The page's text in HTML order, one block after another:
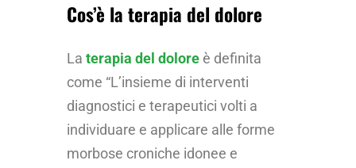
Cos’è la terapia del dolore
La terapia del dolore è definita
come “L’insieme di interventi
diagnostici e terapeutici volti a
individuare e applicare alle forme
morbose croniche idonee e